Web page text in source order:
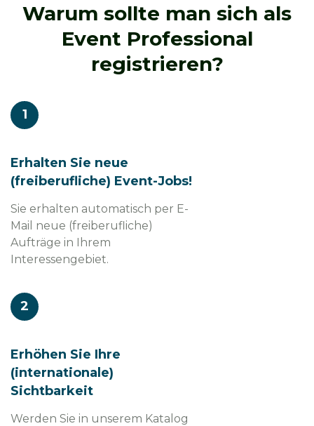
Warum sollte man sich als
Event Professional
registrieren?
1
Erhalten Sie neue
(freiberufliche) Event-Jobs!
Sie erhalten automatisch per E-
Mail neue (freiberufliche)
Aufträge in Ihrem
Interessengebiet.
2
Erhöhen Sie Ihre
(internationale)
Sichtbarkeit
Werden Sie in unserem Katalog